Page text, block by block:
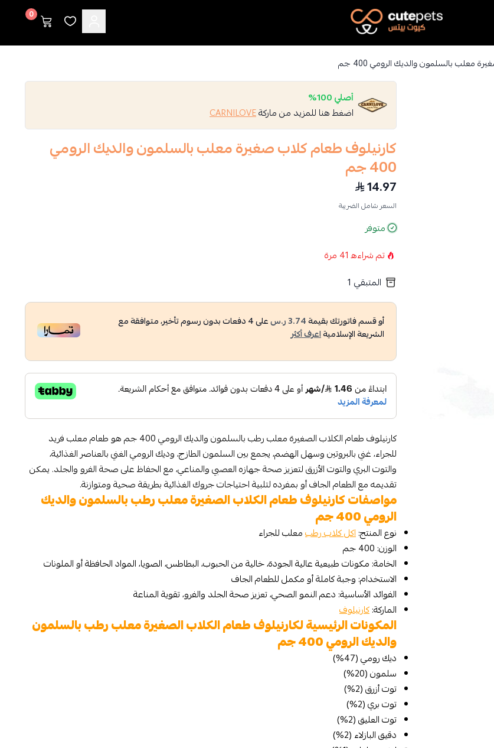
Cutepets
0
معلب بالسلمون والديك الرومي 400 جم
أصلي 100%
اضغط هنا للمزيد من ماركةCARNILOVE
كارنيلوف طعام كلاب صغيرة معلب بالسلمون والديك الرومي
400 جم
14.97
السعر شامل الضريبة
متوفر
تم شراءه41 مرة
المتبقي 1
أو قسم فاتورتك بقيمة3.74 ر.س على4دفعات بدون رسوم تأخير، متوافقة مع
الشريعة الإسلاميةاعرف أكثر
كارنيلوف طعام الكلاب الصغيرة معلب رطب بالسلمون والديك الرومي 400 جم هو طعام معلب فريد
للجراء، غني بالبروتين وسهل الهضم، يجمع بين السلمون الطازج، وديك الرومي الغني بالعناصر الغذائية،
والتوت البري والتوت الأزرق لتعزيز صحة جهازه العصبي والمناعي، مع الحفاظ على صحة الفرو والجلد. يمكن
تقديمه مع الطعام الجاف أو بمفرده لتلبية احتياجات جروك الغذائية بطريقة صحية ومتوازنة.
مواصفات كارنيلوف طعام الكلاب الصغيرة​ معلب رطب بالسلمون والديك
الرومي 400 جم
نوع المنتج:اكل كلاب رطبمعلب للجراء
الوزن: 400 جم
الخامة: مكونات طبيعية عالية الجودة، خالية من الحبوب، البطاطس، الصويا، المواد الحافظة أو الملونات
الاستخدام: وجبة كاملة أو مكمل للطعام الجاف
الفوائد الأساسية: دعم النمو الصحي، تعزيز صحة الجلد والفرو، تقوية المناعة
الماركة:كارنيلوف
المكونات الرئيسية لكارنيلوف طعام الكلاب الصغيرة​ معلب رطب بالسلمون
والديك الرومي 400 جم
ديك رومي (47%)
سلمون (20%)
توت أزرق (2%)
توت بري (2%)
توت العليق (2%)
دقيق البازلاء (2%)